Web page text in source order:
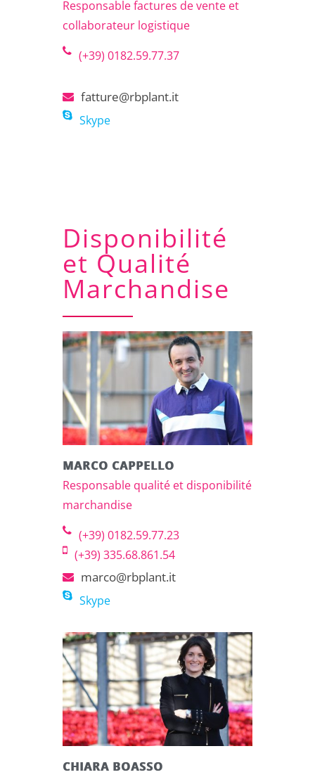
Responsable factures de vente et
collaborateur logistique
(+39) 0182.59.77.37
fatture@rbplant.it
Skype
Disponibilité
et Qualité
Marchandise
MARCO CAPPELLO
Responsable qualité et disponibilité
marchandise
(+39) 0182.59.77.23
(+39) 335.68.861.54
marco@rbplant.it
Skype
CHIARA BOASSO